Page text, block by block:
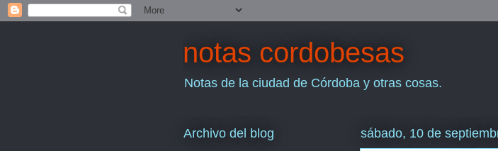
notas cordobesas
Notas de la ciudad de Córdoba y otras cosas.
sábado, 10 de
Archivo del blog